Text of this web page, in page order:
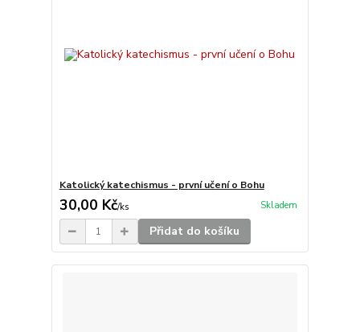
Katolický katechismus - první učení o Bohu
30,00 Kč/ks Skladem
Přidat do košíku